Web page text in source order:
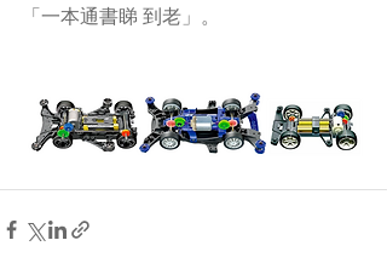
「一本通書睇 到老」。